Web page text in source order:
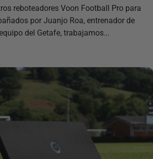
reboteadores Voon Football Pro para
por Juanjo Roa, entrenador de
del Getafe, trabajamos...